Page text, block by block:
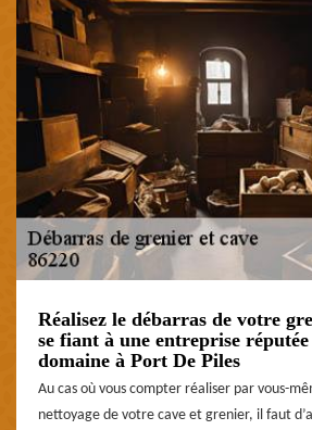
Réalisez le débarras de votre
se fiant à une entreprise réputée
domaine à Port De Piles
Au cas où vous compter réaliser par vous-
nettoyage de votre cave et grenier, il faut